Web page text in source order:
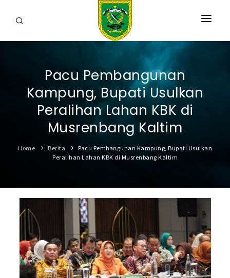
PROFIL
INFORMASI
LAYANAN
SARANA & PRASARANA
DATA TERBUKA
BERITA
Pacu Pembangunan
Kampung, Bupati Usulkan
Peralihan Lahan KBK di
Musrenbang Kaltim
Home Berita
Pacu Pembangunan Kampung, Bupati Usulkan
Peralihan Lahan KBK di Musrenbang Kaltim